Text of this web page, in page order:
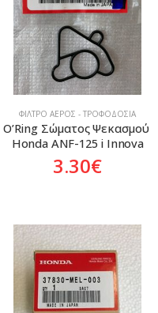
ΦΊΛΤΡΟ ΑΈΡΟΣ - ΤΡΟΦΟΔΟΣΊΑ
O’Ring Σώματος Ψεκασμού
Honda ANF-125 i Innova
3.30€